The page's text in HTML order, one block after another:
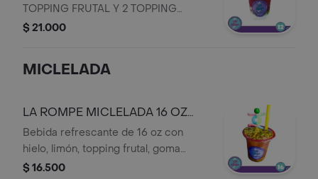
TOPPING FRUTAL Y 2 TOPPING
ADICIONALES AELECION
$ 21.000
MICLELADA
LA ROMPE MICLELADA 16 OZ
N.20
Bebida refrescante de 16 oz con
hielo, limón, topping frutal, goma
chicle y gusanos, sirope y bebida de
$ 16.500